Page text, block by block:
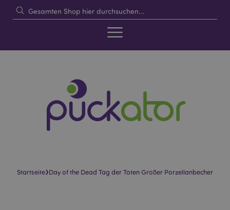
Startseite›Day of the Dead Tag der Toten Großer Porzellanbecher